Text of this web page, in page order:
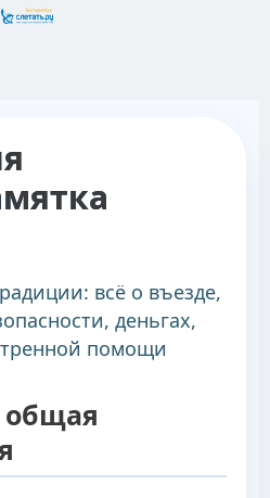
всё о въезде,
деньгах,
помощи